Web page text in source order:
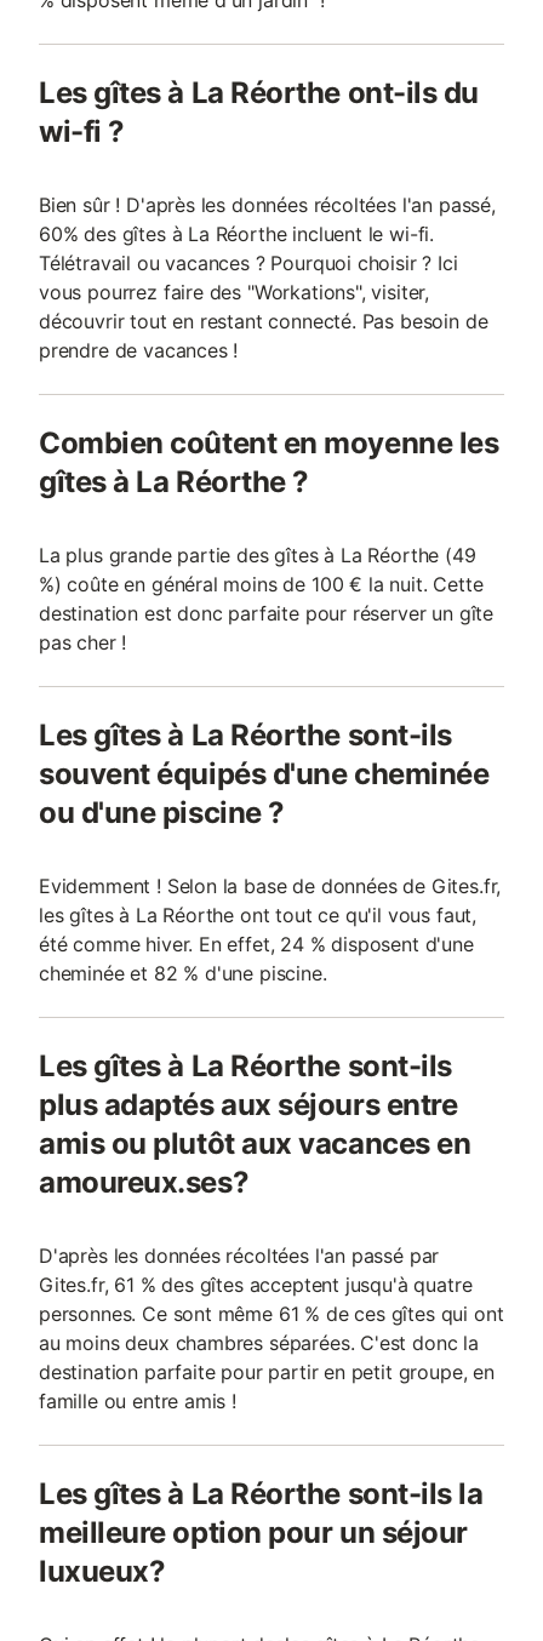
Les gîtes à La Réorthe ont-ils du
wi-fi ?
Bien sûr ! D'après les données récoltées l'an passé,
60% des gîtes à La Réorthe incluent le wi-fi.
Télétravail ou vacances ? Pourquoi choisir ? Ici
vous pourrez faire des "Workations", visiter,
découvrir tout en restant connecté. Pas besoin de
prendre de vacances !
Combien coûtent en moyenne les
gîtes à La Réorthe ?
La plus grande partie des gîtes à La Réorthe (49
%) coûte en général moins de 100 € la nuit. Cette
destination est donc parfaite pour réserver un gîte
pas cher !
Les gîtes à La Réorthe sont-ils
souvent équipés d'une cheminée
ou d'une piscine ?
Evidemment ! Selon la base de données de Gites.fr,
les gîtes à La Réorthe ont tout ce qu'il vous faut,
été comme hiver. En effet, 24 % disposent d'une
cheminée et 82 % d'une piscine.
Les gîtes à La Réorthe sont-ils
plus adaptés aux séjours entre
amis ou plutôt aux vacances en
amoureux.ses?
D'après les données récoltées l'an passé par
Gites.fr, 61 % des gîtes acceptent jusqu'à quatre
personnes. Ce sont même 61 % de ces gîtes qui ont
au moins deux chambres séparées. C'est donc la
destination parfaite pour partir en petit groupe, en
famille ou entre amis !
Les gîtes à La Réorthe sont-ils la
meilleure option pour un séjour
luxueux?